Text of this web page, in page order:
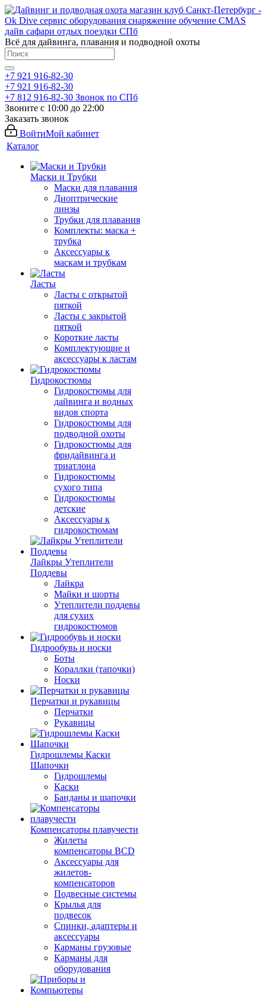
Всё для дайвинга, плавания и подводной охоты
+7 921 916-82-30
+7 921 916-82-30
+7 812 916-82-30 Звонок по СПб
Звоните с 10:00 до 22:00
Заказать звонок
ВойтиМой кабинет
Каталог
Маски и Трубки
Маски для плавания
Диоптрические
линзы
Трубки для плавания
Комплекты: маска +
трубка
Аксессуары к
маскам и трубкам
Ласты
Ласты с открытой
пяткой
Ласты с закрытой
пяткой
Короткие ласты
Комплектующие и
аксессуары к ластам
Гидрокостюмы
Гидрокостюмы для
дайвинга и водных
видов спорта
Гидрокостюмы для
подводной охоты
Гидрокостюмы для
фридайвинга и
триатлона
Гидрокостюмы
сухого типа
Гидрокостюмы
детские
Аксессуары к
гидрокостюмам
Лайкры Утеплители
Поддевы
Лайкра
Майки и шорты
Утеплители поддевы
для сухих
гидрокостюмов
Гидрообувь и носки
Боты
Кораллки (тапочки)
Носки
Перчатки и рукавицы
Перчатки
Рукавицы
Гидрошлемы Каски
Шапочки
Гидрошлемы
Каски
Банданы и шапочки
Компенсаторы плавучести
Жилеты
компенсаторы BCD
Аксессуары для
жилетов-
компенсаторов
Подвесные системы
Крылья для
подвесок
Спинки, адаптеры и
аксессуары
Карманы грузовые
Карманы для
оборудования